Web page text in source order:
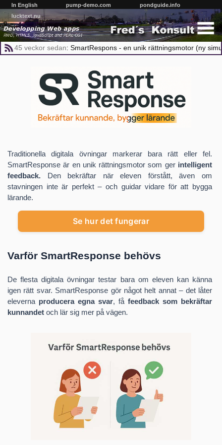
In English pump-demo.com
pondguide.info
lucktext.nu
45 veckorsedan: SmartRespons - en unik rättningsmotor (ny
Traditionella digitala övningar markerar bara rätt eller fel.
SmartResponse är en unik rättningsmotor som ger intelligent
feedback. Den bekräftar när eleven förstått, även om
stavningen inte är perfekt – och guidar vidare för att bygga
lärande.
Se hur det fungerar
Varför SmartResponse behövs
De flesta digitala övningar testar bara om eleven kan känna
igen rätt svar. SmartResponse gör något helt annat – det låter
eleverna producera egna svar, få feedback som bekräftar
kunnandet och lär sig mer på vägen.